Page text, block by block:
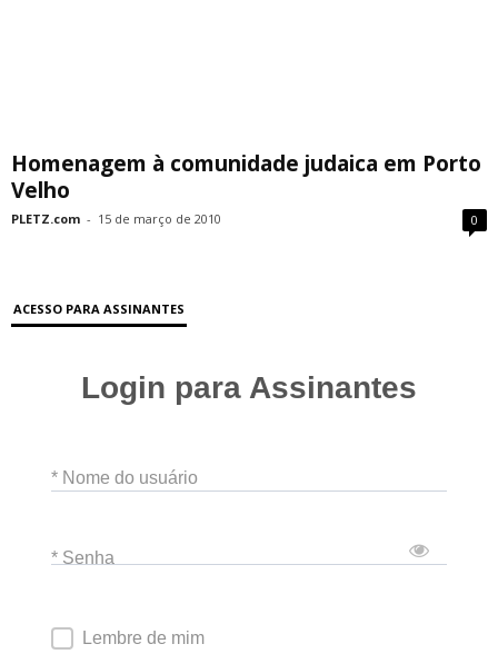
Homenagem à comunidade judaica em Porto
Velho
PLETZ.com - 15 de março de 2010 0
ACESSO PARA ASSINANTES
Login para Assinantes
* Nome do usuário
* Senha
Lembre de mim